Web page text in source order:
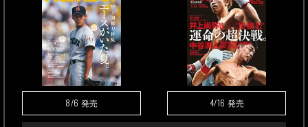
8/6 発売 4/16 発売